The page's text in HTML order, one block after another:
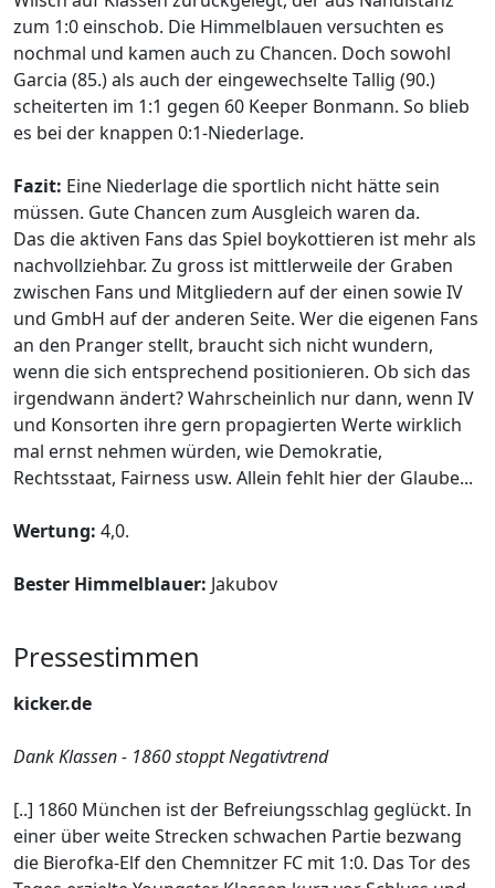
zum 1:0 einschob. Die Himmelblauen versuchten es
nochmal und kamen auch zu Chancen. Doch sowohl
Garcia (85.) als auch der eingewechselte Tallig (90.)
scheiterten im 1:1 gegen 60 Keeper Bonmann. So blieb
es bei der knappen 0:1-Niederlage.
Fazit: Eine Niederlage die sportlich nicht hätte sein
müssen. Gute Chancen zum Ausgleich waren da.
Das die aktiven Fans das Spiel boykottieren ist mehr als
nachvollziehbar. Zu gross ist mittlerweile der Graben
zwischen Fans und Mitgliedern auf der einen sowie IV
und GmbH auf der anderen Seite. Wer die eigenen Fans
an den Pranger stellt, braucht sich nicht wundern,
wenn die sich entsprechend positionieren. Ob sich das
irgendwann ändert? Wahrscheinlich nur dann, wenn IV
und Konsorten ihre gern propagierten Werte wirklich
mal ernst nehmen würden, wie Demokratie,
Rechtsstaat, Fairness usw. Allein fehlt hier der Glaube...
Wertung: 4,0.
Bester Himmelblauer: Jakubov
Pressestimmen
kicker.de
Dank Klassen - 1860 stoppt Negativtrend
[..] 1860 München ist der Befreiungsschlag geglückt. In
einer über weite Strecken schwachen Partie bezwang
die Bierofka-Elf den Chemnitzer FC mit 1:0. Das Tor des